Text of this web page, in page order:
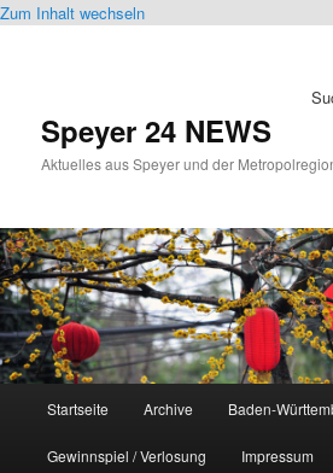
Zum Inhalt wechseln
Speyer 24 NEWS
Aktuelles aus Speyer und der
Startseite Archive Baden-
Gewinnspiel / Verlosung Impressum